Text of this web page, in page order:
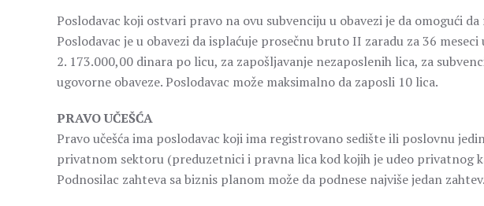
Poslodavac koji ostvari pravo na ovu subvenciju u obavezi je da omogući
Poslodavac je u obavezi da isplaćuje prosečnu bruto II zaradu za 36 meseci
2. 173.000,00 dinara po licu, za zapošljavanje nezaposlenih lica, za
ugovorne obaveze. Poslodavac može maksimalno da zaposli 10 lica.
PRAVO UČEŠĆA
Pravo učešća ima poslodavac koji ima registrovano sedište ili poslovnu
privatnom sektoru (preduzetnici i pravna lica kod kojih je udeo privatnog
Podnosilac zahteva sa biznis planom može da podnese najviše jedan zahtev.